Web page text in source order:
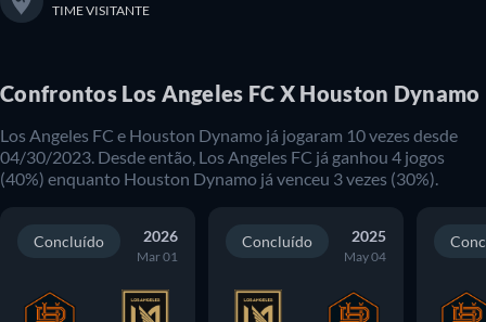
TIME VISITANTE
Confrontos Los Angeles FC X Houston Dynamo
Los Angeles FC e Houston Dynamo já jogaram 10 vezes desde
04/30/2023. Desde então, Los Angeles FC já ganhou 4 jogos
(40%) enquanto Houston Dynamo já venceu 3 vezes (30%).
Concluído 2026
Mar 01
Concluído 2025
May 04